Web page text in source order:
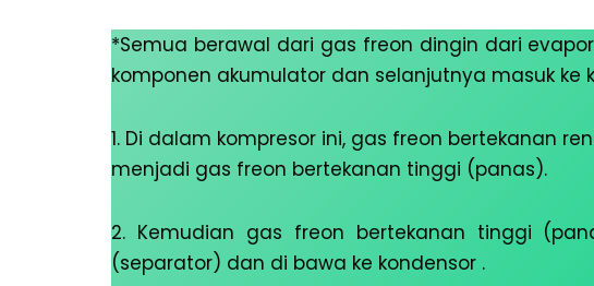
*Semua berawal dari gas freon dingin dari
komponen akumulator dan selanjutnya masuk ke
1. Di dalam kompresor ini, gas freon bertekanan
menjadi gas freon bertekanan tinggi (panas).
2. Kemudian gas freon bertekanan tinggi
(separator) dan di bawa ke kondensor .